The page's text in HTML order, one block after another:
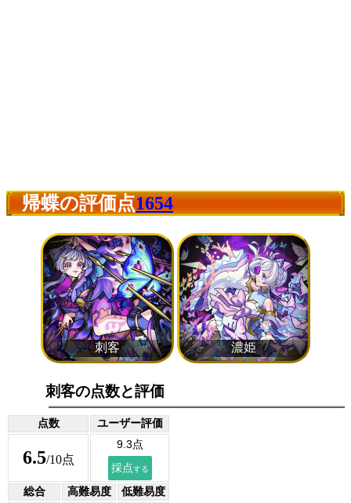
帰蝶の評価点1654
刺客の点数と評価
点数 ユーザー評価
6.5/10点
総合 高難易度 低難易度